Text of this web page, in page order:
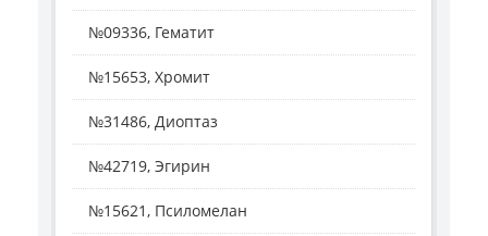
№09336, Гематит
№15653, Хромит
№31486, Диоптаз
№42719, Эгирин
№15621, Псиломелан